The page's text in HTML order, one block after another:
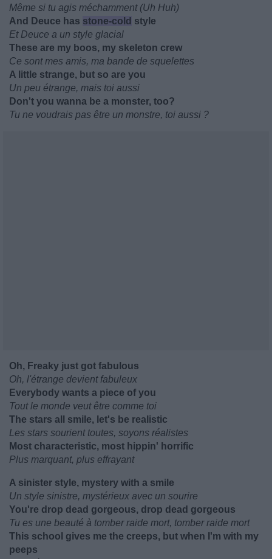
Même si tu agis méchamment (Uh Huh)
And Deuce has stone-cold style
Et Deuce a un style glacial
These are my boos, my skeleton crew
Ce sont mes amis, ma bande de squelettes
A little strange, but so are you
Un peu étrange, mais toi aussi
Don't you wanna be a monster, too?
Tu ne voudrais pas être un monstre, toi aussi ?
Oh, Freaky just got fabulous
Oh, l'étrange devient fabuleux
Everybody wants a piece of you
Tout le monde veut être comme toi
The stars all smile, let's be realistic
Les stars sourient toutes, soyons réalistes
Most characteristic, most hippin' horrific
Plus marquant, plus effrayant
A sinister style, mystery with a smile
Un style sinistre, mystérieux avec un sourire
You're drop dead gorgeous, drop dead gorgeous
Tu es une beauté à tomber raide mort, tomber raide mort
This school gives me the creeps, but when I'm with my
peeps